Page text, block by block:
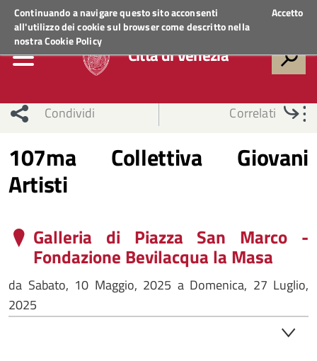
Continuando a navigare questo sito acconsenti
all'utilizzo dei cookie sul browser come descritto nella
nostraCookie Policy
Accetto
Regione VenetoACCEDI AI SERVIZI
Città di Venezia
Condividi Correlati
107ma Collettiva Giovani
Artisti
Galleria di Piazza San Marco -
Fondazione Bevilacqua la Masa
da Sabato, 10 Maggio, 2025 a Domenica, 27 Luglio,
2025